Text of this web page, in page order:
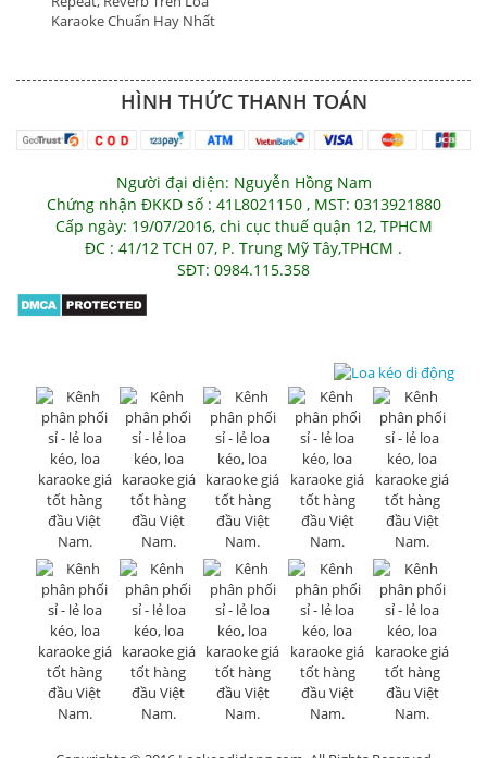
Karaoke Chuẩn Hay Nhất
HÌNH THỨC THANH TOÁN
Người đại diện: Nguyễn Hồng Nam
Chứng nhận ĐKKD số : 41L8021150 , MST: 0313921880
Cấp ngày: 19/07/2016, chi cục thuế quận 12, TPHCM
ĐC : 41/12 TCH 07, P. Trung Mỹ Tây,TPHCM .
SĐT: 0984.115.358